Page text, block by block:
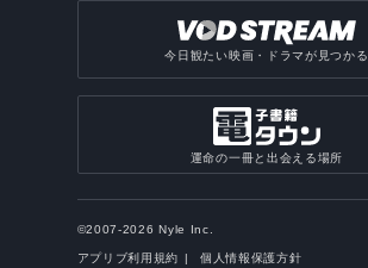
今日観たい映画・ドラマが見つかる
運命の一冊と出会える場所
©2007-2026 Nyle Inc.
アプリブ利用規約 個人情報保護方針